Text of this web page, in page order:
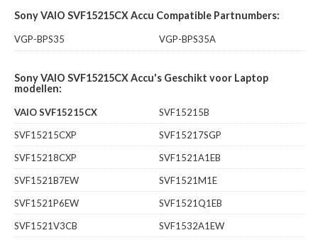
Sony VAIO SVF15215CX Accu Compatible Partnumbers:
VGP-BPS35 VGP-BPS35A
Sony VAIO SVF15215CX Accu's Geschikt voor Laptop
modellen:
VAIO SVF15215CX
SVF15215B
SVF15215CXP
SVF15217SGP
SVF15218CXP
SVF1521A1EB
SVF1521B7EW
SVF1521M1E
SVF1521P6EW
SVF1521Q1EB
SVF1521V3CB
SVF1532A1EW